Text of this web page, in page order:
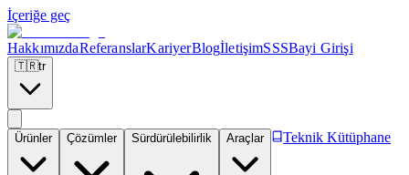
İçeriğe geç
HakkımızdaReferanslarKariyerBlogİletişimSSSBayi Girişi
🇹🇷tr
Ürünler Çözümler Sürdürülebilirlik Araçlar Teknik Kütüphane